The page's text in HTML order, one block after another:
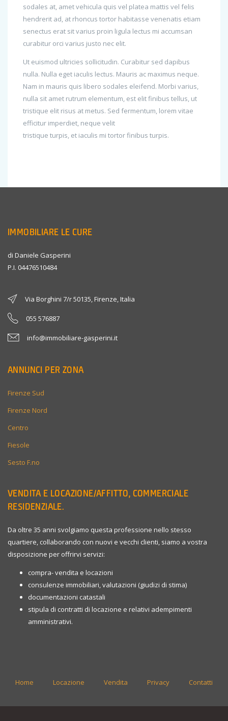
sodales at, amet vehicula quis vel platea mattis vel felis
hendrerit ad, at rhoncus tortor habitasse venenatis etiam
senectus erat sit varius proin ligula lectus mi accumsan
curabitur orci varius justo nec elit.
Ut euismod ultricies sollicitudin. Curabitur sed dapibus
nulla. Nulla eget iaculis lectus. Mauris ac maximus neque.
Nam in mauris quis libero sodales eleifend. Morbi varius,
nulla sit amet rutrum elementum, est elit finibus tellus, ut
tristique elit risus at metus. Sed fermentum, lorem vitae
efficitur imperdiet, neque velit
tristique turpis, et iaculis mi tortor finibus turpis.
IMMOBILIARE LE CURE
di Daniele Gasperini
P.I. 04476510484
Via Borghini 7/r 50135, Firenze, Italia
055 576887
info@immobiliare-gasperini.it
ANNUNCI PER ZONA
Firenze Sud
Firenze Nord
Centro
Fiesole
Sesto F.no
VENDITA E LOCAZIONE/AFFITTO, COMMERCIALE
RESIDENZIALE.
Da oltre 35 anni svolgiamo questa professione nello stesso
quartiere, collaborando con nuovi e vecchi clienti, siamo a vostra
disposizione per offrirvi servizi:
compra- vendita e locazioni
consulenze immobiliari, valutazioni (giudizi di stima)
documentazioni catastali
stipula di contratti di locazione e relativi adempimenti
amministrativi.
Home Locazione Vendita Privacy Contatti